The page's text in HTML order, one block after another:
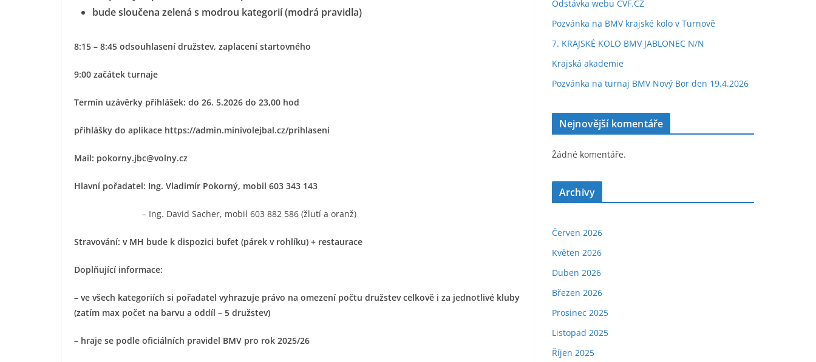
bude sloučena zelená s modrou kategorií (modrá pravidla)
8:15 – 8:45 odsouhlasení družstev, zaplacení startovného
9:00 začátek turnaje
Termín uzávěrky přihlášek: do 26. 5.2026 do 23,00 hod
přihlášky do aplikace https://admin.minivolejbal.cz/prihlaseni
Mail: pokorny.jbc@volny.cz
Hlavní pořadatel: Ing. Vladimír Pokorný, mobil 603 343 143
– Ing. David Sacher, mobil 603 882 586 (žlutí a oranž)
Stravování: v MH bude k dispozici bufet (párek v rohlíku) + restaurace
Doplňující informace:
– ve všech kategoriích si pořadatel vyhrazuje právo na omezení počtu družstev celkově i za jednotlivé kluby
(zatím max počet na barvu a oddíl – 5 družstev)
– hraje se podle oficiálních pravidel BMV pro rok 2025/26
Odstávka webu CVF.CZ
Pozvánka na BMV krajské kolo v Turnově
7. KRAJSKÉ KOLO BMV JABLONEC N/N
Krajská akademie
Pozvánka na turnaj BMV Nový Bor den 19.4.2026
Nejnovější komentáře
Žádné komentáře.
Archivy
Červen 2026
Květen 2026
Duben 2026
Březen 2026
Prosinec 2025
Listopad 2025
Říjen 2025